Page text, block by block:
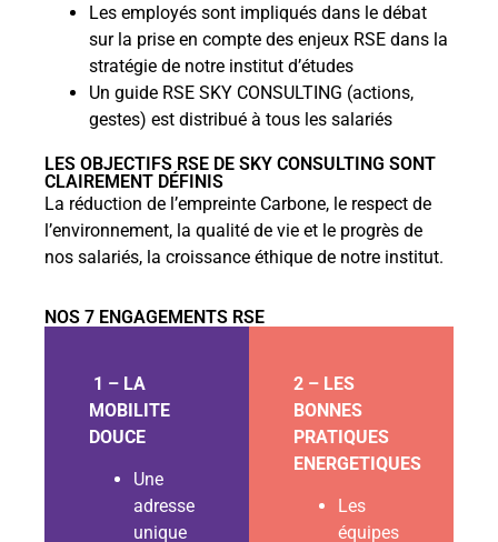
Les employés sont impliqués dans le débat
sur la prise en compte des enjeux RSE dans la
stratégie de notre institut d’études
Un guide RSE SKY CONSULTING (actions,
gestes) est distribué à tous les salariés
LES OBJECTIFS RSE DE SKY CONSULTING SONT
CLAIREMENT DÉFINIS
La réduction de l’empreinte Carbone, le respect de
l’environnement, la qualité de vie et le progrès de
nos salariés, la croissance éthique de notre institut.
NOS 7 ENGAGEMENTS RSE
1 – LA
MOBILITE
DOUCE
Une
adresse
unique
2 – LES
BONNES
PRATIQUES
ENERGETIQUES
Les
équipes